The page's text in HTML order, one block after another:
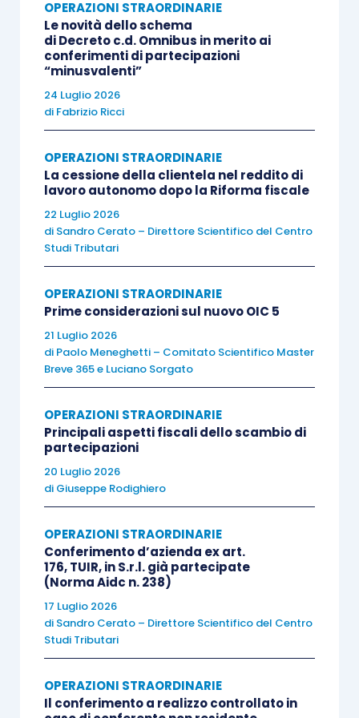
Extra ue Italia
Il discorso, tuttavia, cambia se l’azienda è
la tabella n. 3.
Tabella 3)
CONFERENTE AZIENDA CONFERITARIO
Italia Extra Ue Italia
Italia
Italia Ue
OPERAZIONI STRAORDINARIE
Le novità dello schema
di Decreto c.d. Omnibus in merito ai
conferimenti di partecipazioni
“minusvalenti”
24 Luglio 2026
di Fabrizio Ricci
OPERAZIONI STRAORDINARIE
La cessione della clientela nel reddito di
lavoro autonomo dopo la Riforma fiscale
22 Luglio 2026
di Sandro Cerato – Direttore Scientifico del Centro
Studi Tributari
OPERAZIONI STRAORDINARIE
Prime considerazioni sul nuovo OIC 5
21 Luglio 2026
di Paolo Meneghetti – Comitato Scientifico Master
Breve 365e Luciano Sorgato
OPERAZIONI STRAORDINARIE
Principali aspetti fiscali dello scambio di
partecipazioni
20 Luglio 2026
di Giuseppe Rodighiero
OPERAZIONI STRAORDINARIE
Conferimento d’azienda ex art.
176, TUIR, in S.r.l. già partecipate
(Norma Aidc n. 238)
17 Luglio 2026
di Sandro Cerato – Direttore Scientifico del Centro
Studi Tributari
OPERAZIONI STRAORDINARIE
Il conferimento a realizzo controllato in